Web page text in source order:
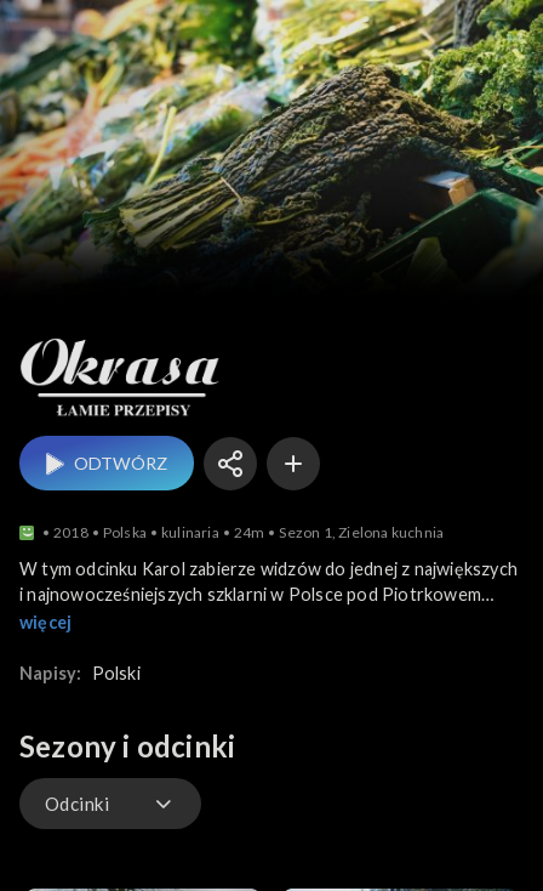
Okrasa łamie przepisy
ODTWÓRZ
2018 Polska kulinaria 24m Sezon 1, Zielona kuchnia
W tym odcinku Karol zabierze widzów do jednej z największych
i najnowocześniejszych szklarni w Polsce pod Piotrkowem
Trybunalskim, gdzie na kilku hektarach rosną różnego rodzaju
W niezwykłej scenerii wielkiej, zielonej łąki pod szkłem Karol
z ciecierzycy w kremowym sosie śledziowym. A trzecia to
sałatka z gotowanego kurczaka ze świeżymi warzywami i
orientalnym sosem. Jak będą wyglądać takie potrawy?
więcej
Napisy: Polski
Sezony i odcinki
Odcinki